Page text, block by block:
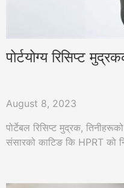
पोर्टयोग्य रिसिप्ट
August 8, 2023
पोर्टेबल रिसिप्ट मुद्रक,
संसारको काटिङ कि HPRT को